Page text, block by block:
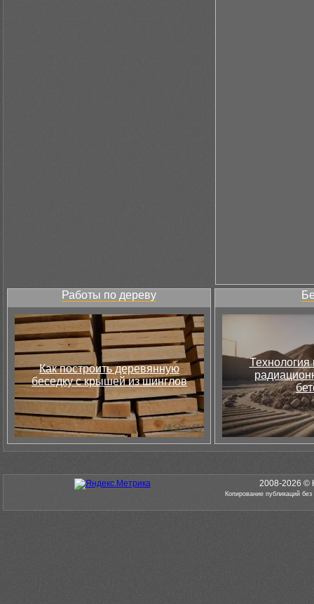
Работы по дереву
Как построить деревянную
беседку с крышей из шинглов
Технология
2008-2026 ©
Копирование публикаций